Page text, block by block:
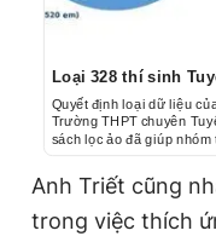
Quyết định loại dữ liệu
Trường THPT chuyên
sách lọc ảo đã giúp
(từ 27 trở lên) có được
công bằng.
Anh Triết cũng
trong việc thích